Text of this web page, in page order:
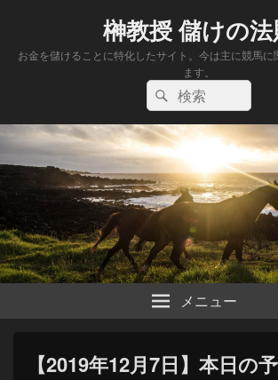
榊教授 儲けの
お金を儲けることに特化したサイト。今は主に競馬に
ます。
検
索:
検
索
メニュー
【2019年12月7日】本日の